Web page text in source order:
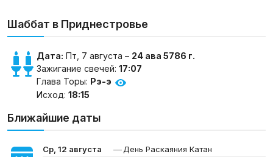
Шаббат в Приднестровье
Дата: Пт, 7 августа – 24 ава 5786 г.
Зажигание свечей: 17:07
Глава Торы: Рэ-э
Исход: 18:15
Ближайшие даты
Ср, 12 августа — День Раскаяния Катан